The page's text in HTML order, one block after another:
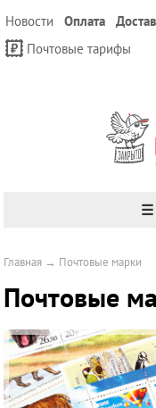
Новости Оплата
Почтовые тарифы
☰
Главная → Почтовые марки
Почтовые